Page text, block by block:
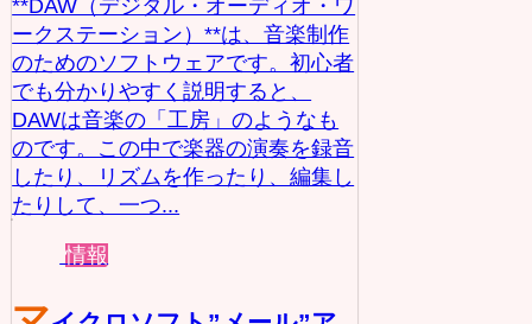
**DAW（デジタル・オーディオ・ワ
ークステーション）**は、音楽制作
のためのソフトウェアです。初心者
でも分かりやすく説明すると、
DAWは音楽の「工房」のようなも
のです。この中で楽器の演奏を録音
したり、リズムを作ったり、編集し
たりして、一つ...
情報